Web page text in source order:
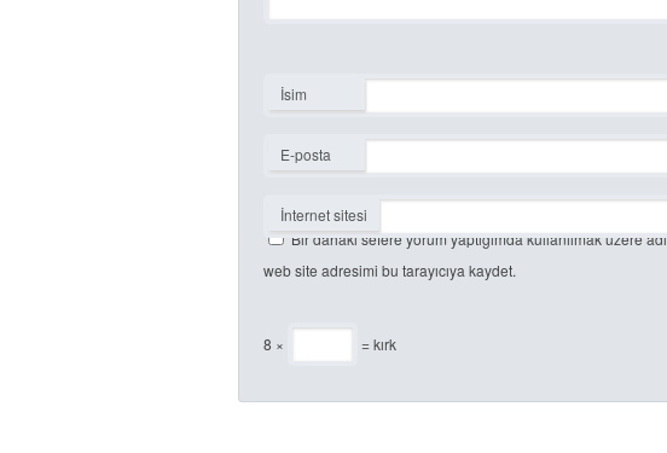
İsim
E-posta
*
İnternet sitesi
Bir dahaki sefere yorum yaptığımda kullanılmak üzere
web site adresimi bu tarayıcıya kaydet.
8 × = kırk